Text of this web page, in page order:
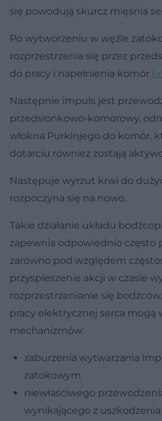
się powodują skurcz mięśnia
Po wytworzeniu w węźle
rozprzestrzenia się przez
do pracy i napełnienia komór
Następnie impuls jest
przedsionkowo-komorowy,
włókna Purkinjego do komór,
dotarciu również zostają
Następuje wyrzut krwi do
rozpoczyna się na nowo.
Takie działanie układu
zapewnia odpowiednio często
zarówno pod względem
przyspieszenie akcji w czasie
rozprzestrzenianie się
pracy elektrycznej serca mogą
mechanizmów:
zaburzenia wytwarzania
zatokowym
niewłaściwego
wynikającego z uszkodzenia